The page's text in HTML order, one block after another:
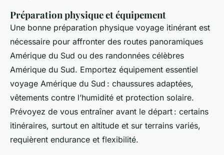
Préparation physique et équipement
Une bonne préparation physique voyage itinérant est
nécessaire pour affronter des routes panoramiques
Amérique du Sud ou des randonnées célèbres
Amérique du Sud. Emportez équipement essentiel
voyage Amérique du Sud : chaussures adaptées,
vêtements contre l’humidité et protection solaire.
Prévoyez de vous entraîner avant le départ : certains
itinéraires, surtout en altitude et sur terrains variés,
requièrent endurance et flexibilité.